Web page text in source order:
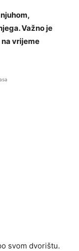
Važno je
vrijeme
svom dvorištu.